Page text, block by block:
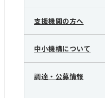
支援機関の方へ
中小機構について
調達・公募情報